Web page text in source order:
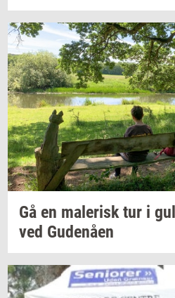
Gå en ma­le­risktur i
ved Gu­denå­en